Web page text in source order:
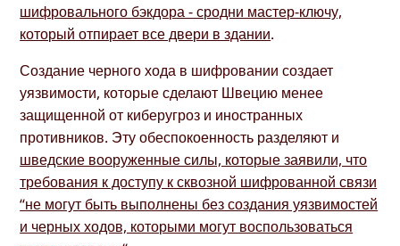
шифровального бэкдора - сродни мастер-ключу,
который отпирает все двери в здании.
Создание черного хода в шифровании создает
уязвимости, которые сделают Швецию менее
защищенной от киберугроз и иностранных
противников. Эту обеспокоенность разделяют и
шведские вооруженные силы, которые заявили, что
требования к доступу к сквозной шифрованной связи
“не могут быть выполнены без создания уязвимостей
и черных ходов, которыми могут воспользоваться